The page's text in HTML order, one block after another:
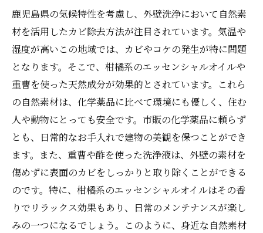
鹿児島県の気候特性を考慮し、外壁洗浄において自然素
材を活用したカビ除去方法が注目されています。気温や
湿度が高いこの地域では、カビやコケの発生が特に問題
となります。そこで、柑橘系のエッセンシャルオイルや
重曹を使った天然成分が効果的とされています。これら
の自然素材は、化学薬品に比べて環境にも優しく、住む
人や動物にとっても安全です。市販の化学薬品に頼らず
とも、日常的なお手入れで建物の美観を保つことができ
ます。また、重曹や酢を使った洗浄液は、外壁の素材を
傷めずに表面のカビをしっかりと取り除くことができる
のです。特に、柑橘系のエッセンシャルオイルはその香
りでリラックス効果もあり、日常のメンテナンスが楽し
みの一つになるでしょう。このように、身近な自然素材